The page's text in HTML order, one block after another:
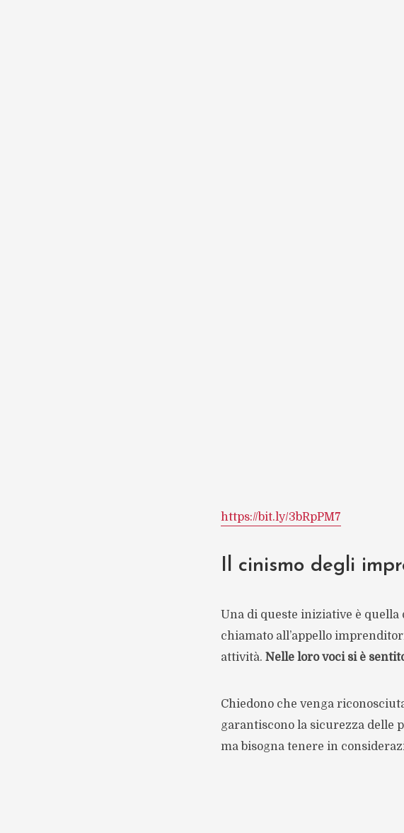
https://bit.ly/3bRpPM7
Il cinismo degli
Una di queste iniziative è quella
chiamato all’appello
attività. Nelle loro voci si è
Chiedono che venga
garantiscono la sicurezza delle
ma bisogna tenere in